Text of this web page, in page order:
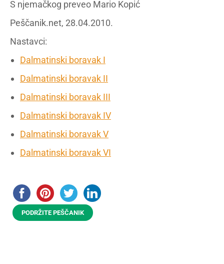
S njemačkog preveo Mario Kopić
Peščanik.net, 28.04.2010.
Nastavci:
Dalmatinski boravak I
Dalmatinski boravak II
Dalmatinski boravak III
Dalmatinski boravak IV
Dalmatinski boravak V
Dalmatinski boravak VI
PODRŽITE PEŠČANIK